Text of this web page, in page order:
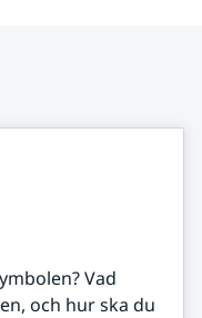
Vad
och hur ska du